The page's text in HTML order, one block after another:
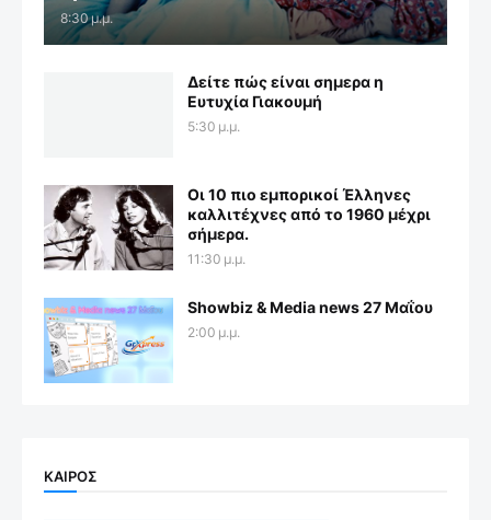
8:30 μ.μ.
Δείτε πώς είναι σημερα η
Ευτυχία Γιακουμή
5:30 μ.μ.
Οι 10 πιο εμπορικοί Έλληνες
καλλιτέχνες από το 1960 μέχρι
σήμερα.
11:30 μ.μ.
Showbiz & Media news 27 Μαΐου
2:00 μ.μ.
ΚΑΙΡΟΣ